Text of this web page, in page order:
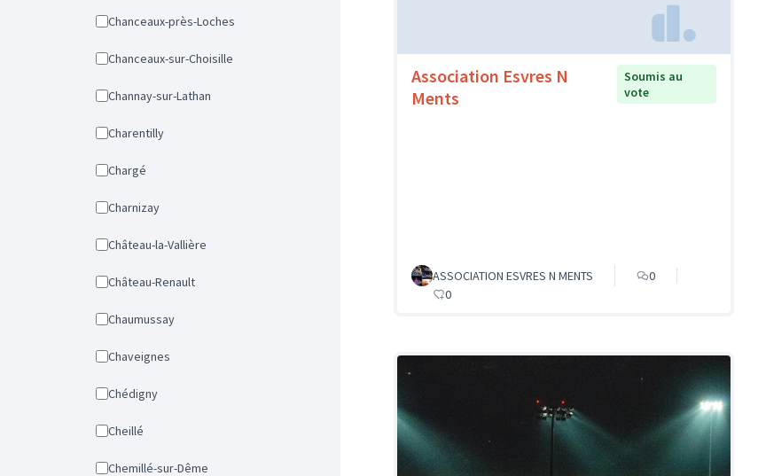
Chanceaux-près-Loches
Chanceaux-sur-Choisille
Channay-sur-Lathan
Charentilly
Chargé
Charnizay
Château-la-Vallière
Château-Renault
Chaumussay
Chaveignes
Chédigny
Cheillé
Chemillé-sur-Dême
Association Esvres N
Ments
Soumis au
vote
ASSOCIATION ESVRES N MENTS
0
0